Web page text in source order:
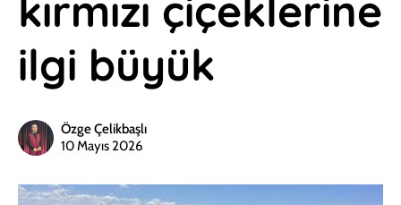
kırmızı çiçeklerine
ilgi büyük
Özge Çelikbaşlı
10 Mayıs 2026